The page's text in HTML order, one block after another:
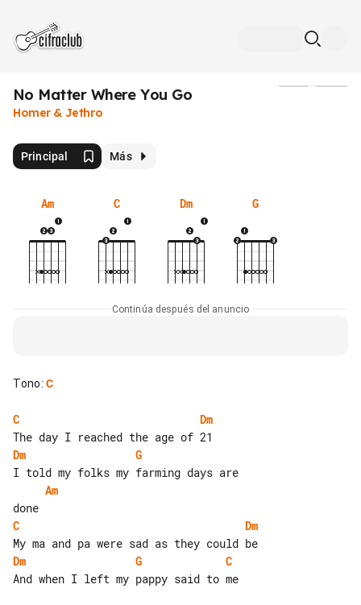
No Matter Where You Go
Homer & Jethro
Principal Más
Am C Dm G
Continúa después del anuncio
Tono: C
C
Dm
Dm
G
Am
C
Dm
Dm
G
C
And when I left my pappy said to me